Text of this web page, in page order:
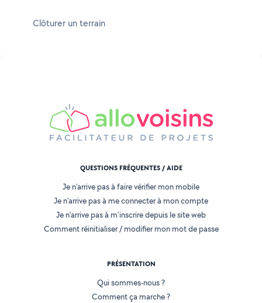
Clôturer un terrain
QUESTIONS FRÉQUENTES / AIDE
Je n'arrive pas à faire vérifier mon mobile
Je n'arrive pas à me connecter à mon compte
Je n'arrive pas à m'inscrire depuis le site web
Comment réinitialiser / modifier mon mot de passe
PRÉSENTATION
Qui sommes-nous ?
Comment ça marche ?